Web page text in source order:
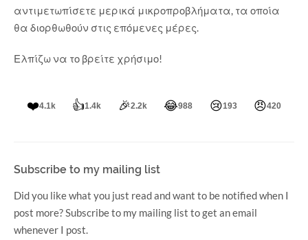
αντιμετωπίσετε μερικά μικροπροβλήματα, τα οποία
θα διορθωθούν στις επόμενες μέρες.
Ελπίζω να το βρείτε χρήσιμο!
❤️4.1k 👍1.4k 🎉2.2k 😂988 😢193 😠420
Subscribe to my mailing list
Did you like what you just read and want to be notified when I
post more? Subscribe to my mailing list to get an email
whenever I post.